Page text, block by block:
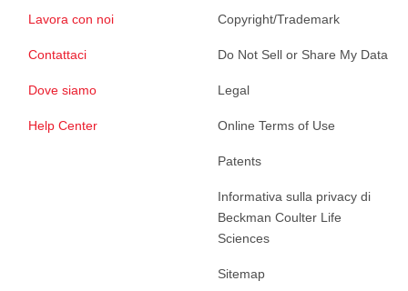
Lavora con noi
Contattaci
Dove siamo
Help Center
Copyright/Trademark
Do Not Sell or Share My Data
Legal
Online Terms of Use
Patents
Informativa sulla privacy di
Beckman Coulter Life
Sciences
Sitemap